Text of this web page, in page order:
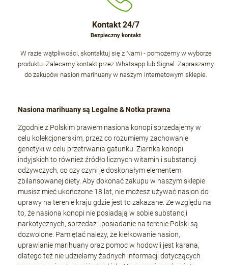
Kontakt 24/7
Bezpieczny kontakt
W razie wątpliwości, skontaktuj się z Nami - pomożemy w wyborze
produktu. Zalecamy kontakt przez Whatsapp lub Signal. Zapraszamy
do zakupów nasion marihuany w naszym internetowym sklepie.
Nasiona marihuany są Legalne & Notka prawna
Zgodnie z Polskim prawem nasiona konopi sprzedajemy w
celu kolekcjonerskim, przez co rozumiemy zachowanie
genetyki w celu przetrwania gatunku. Ziarnka konopi
indyjskich to również źródło licznych witamin i substancji
odżywczych, co czy czyni je doskonałym elementem
zbilansowanej diety. Aby dokonać zakupu w naszym sklepie
musisz mieć ukończone 18 lat, nie możesz używać nasion do
uprawy na terenie kraju gdzie jest to zakazane. Ze względu na
to, że nasiona konopi nie posiadają w sobie substancji
narkotycznych, sprzedaż i posiadanie na terenie Polski są
dozwolone. Pamiętać należy, że kiełkowanie nasion,
uprawianie marihuany oraz pomoc w hodowli jest karana,
dlatego też nie udzielamy żadnych informacji dotyczących